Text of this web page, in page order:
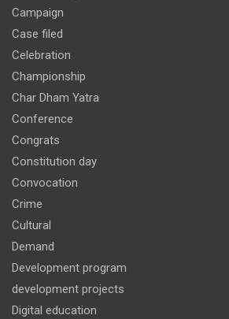
Campaign
Case filed
Celebration
Championship
Char Dham Yatra
Conference
Congrats
Constitution day
Convocation
Crime
Cultural
Demand
Development program
development projects
Digital education